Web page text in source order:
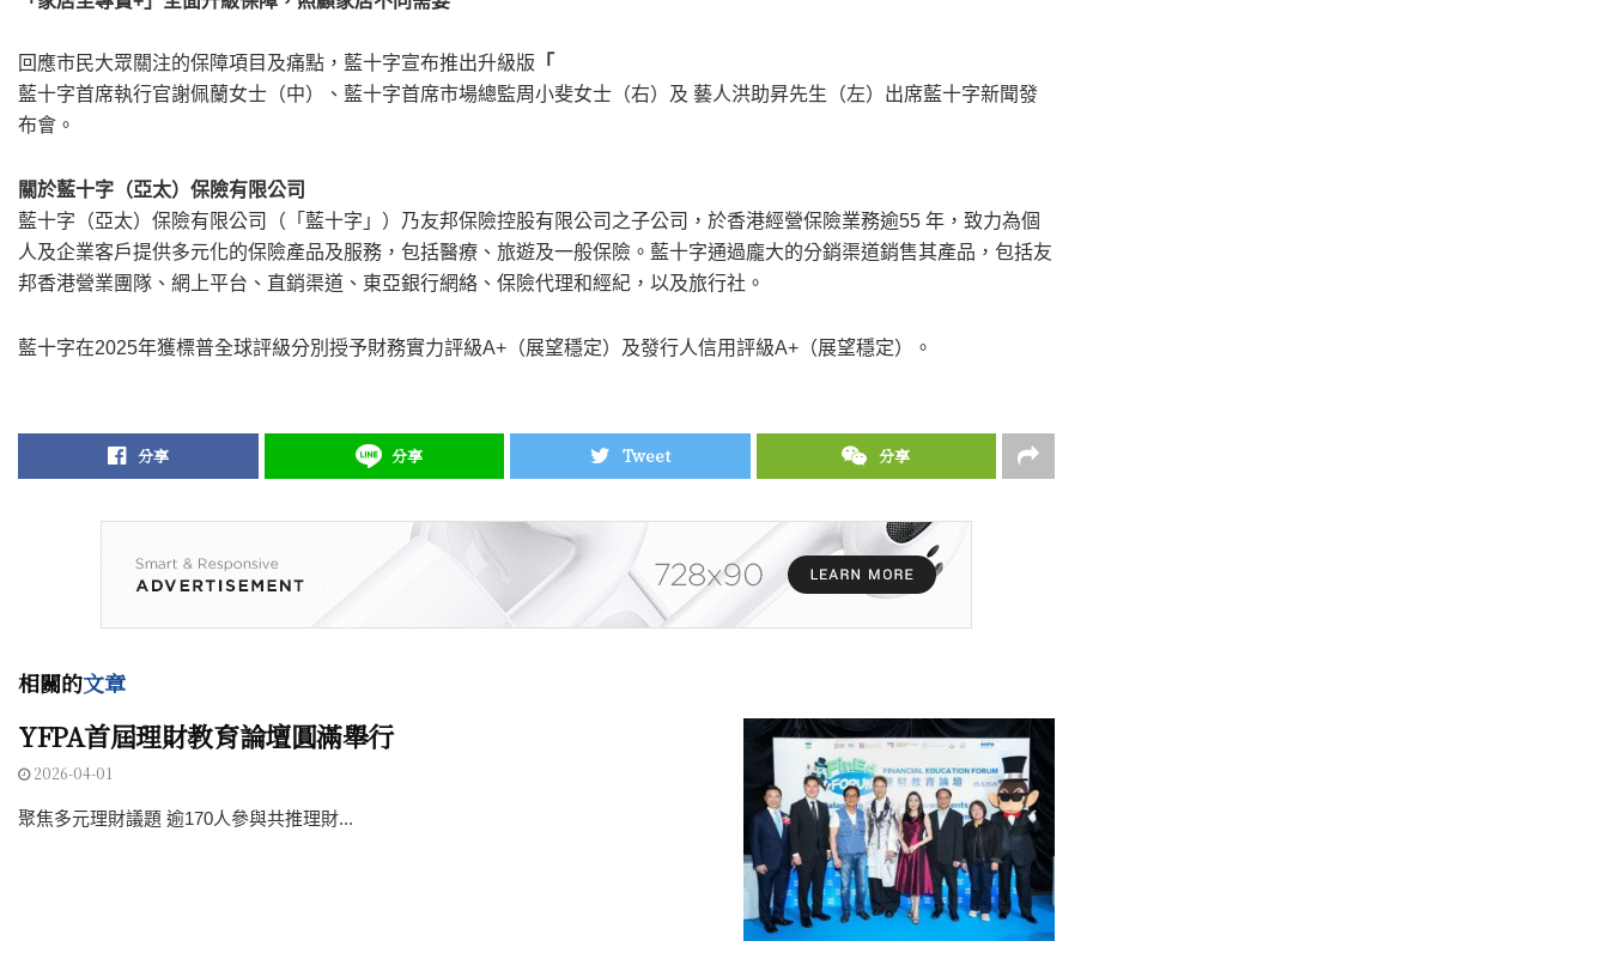
回應市民大眾關注的保障項目及痛點，藍十字宣布推出升級版 「
藍十字首席執行官謝佩蘭女士（中）、藍十字首席市場總監周小斐女士（右）及 藝人洪助昇先生（左）出席藍十字新聞發
布會。
關於藍十字（亞太）保險有限公司
藍十字（亞太）保險有限公司（「藍十字」）乃友邦保險控股有限公司之子公司，於香港經營保險業務逾55 年，致力為個
人及企業客戶提供多元化的保險產品及服務，包括醫療、旅遊及一般保險。藍十字通過龐大的分銷渠道銷售其產品，包括友
邦香港營業團隊、網上平台、直銷渠道、東亞銀行網絡、保險代理和經紀，以及旅行社。
藍十字在2025年獲標普全球評級分別授予財務實力評級A+（展望穩定）及發行人信用評級A+（展望穩定）。
分享 分享 Tweet 分享
相關的文章
YFPA首屆理財教育論壇圓滿舉行
2026-04-01
聚焦多元理財議題 逾170人參與共推理財...